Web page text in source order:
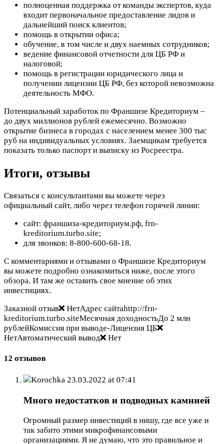
полноценная поддержка от команды экспертов, куда
входит первоначальное предоставление лидов и
дальнейший поиск клиентов;
помощь в открытии офиса;
обучение, в том числе и двух наемных сотрудников;
ведение финансовой отчетности для ЦБ РФ и
налоговой;
помощь в регистрации юридического лица и
получении лицензии ЦБ РФ, без которой невозможна
деятельность МФО.
Потенциальный заработок по Франшизе Кредиториум –
до двух миллионов рублей ежемесячно. Возможно
открытие бизнеса в городах с населением менее 300 тыс
руб на индивидуальных условиях. Заемщикам требуется
показать только паспорт и выписку из Росреестра.
Итоги, отзывы
Связаться с консультантами вы можете через
официальный сайт, либо через телефон горячей линии:
сайт: франшиза-кредиториум.рф, frn-
kreditorium.turbo.site;
для звонков: 8-800-600-68-18.
С комментариями и отзывами о Франшизе Кредиториум
вы можете подробно ознакомиться ниже, после этого
обзора. И там же оставить свое мнение об этих
инвестициях.
Заказной отзыв
НетАдрес сайтаhttp://frn-
kreditorium.turbo.siteМесячная доходностьДо 2 млн
рублейКомиссия при выводе-Лицензия ЦБ
НетАвтоматический вывод
Нет
12 отзывов
Korochka 23.03.2022 at 07:41
Много недостатков и подводных камнией
Огромный размер инвестиций в нишу, где все уже и
так забито этими микрофинансовыми
организациями. Я не думаю, что это правильное и